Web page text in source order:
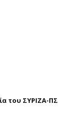
του ΣΥΡΙΖΑ-ΠΣ